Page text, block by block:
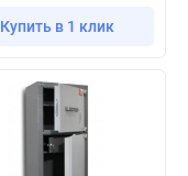
Купить в 1 клик